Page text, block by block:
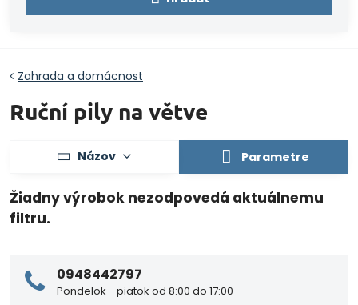
Zahrada a domácnost
Ruční pily na větve
Názov Parametre
0948442797
Pondelok - piatok od 8:00 do 17:00